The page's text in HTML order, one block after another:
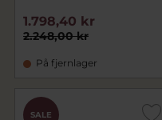
2.248,00 kr
1.798,40 kr
På fjernlager
SALE